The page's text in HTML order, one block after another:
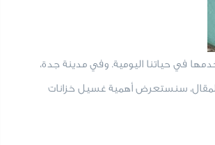
في حياتنا اليومية. وفي مدينة جدة،
سنستعرض أهمية غسيل خزانات